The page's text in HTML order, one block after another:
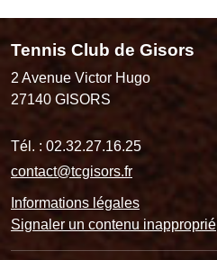
Tennis Club de Gisors
2 Avenue Victor Hugo
27140 GISORS
Tél. : 02.32.27.16.25
contact@tcgisors.fr
Informations légales
Signaler un contenu inapproprié